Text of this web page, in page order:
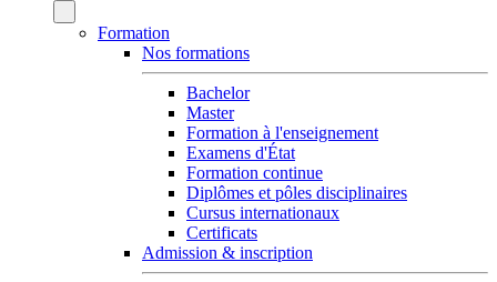
Formation
Nos formations
Bachelor
Master
Formation à l'enseignement
Examens d'État
Formation continue
Diplômes et pôles disciplinaires
Cursus internationaux
Certificats
Admission & inscription